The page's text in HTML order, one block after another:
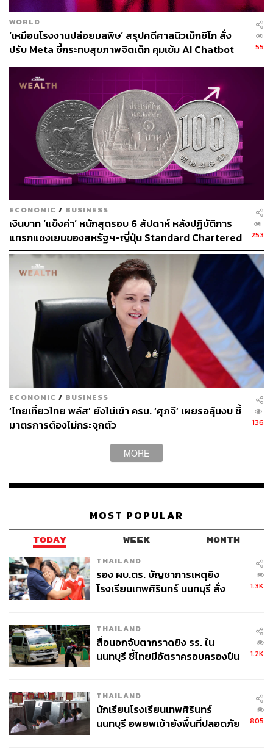
ลอยด์ เมื่อปีที่แล้ว
อีกประเด็นน่าสนใจที่สื่อพูดถึงคือ แม้ทรัมป์เป็นผู้
ปราศรัยปลุกปั่นให้ผู้สนับสนุนของเขาเดินขบวนไป
อาคาร Capitol แต่ทำเนียบขาวแถลงการณ์ว่า เป็น
ประธานาธิบดีทรัมป์เองที่สั่งให้กองกำลังพิทักษ์มาตุภูมิ
หรือ National Guard รวมถึงหน่วยรักษาความปลอดภัย
อื่นๆ เข้าไปควบคุมสถานการณ์ในกรุงวอชิงตัน ดี.ซี. ซึ่ง
ไม่บ่อยนักที่กองกำลังพิทักษ์มาตุภูมิได้รับมอบหมาย
หน้าที่ให้อารักษาอาคารของรัฐบาลกลาง
ระหว่างการเคลียร์พื้นที่ภายในและภายนอกอาคาร
Capitol เจ้าหน้าที่ได้ตรวจพบวัตถุที่อาจเป็นระเบิดไปป์
บอมบ์ในหลายจุด บางจุดเป็นระเบิดปลอม แต่มีอย่าง
น้อย 2 จุดที่เป็นของจริง ซึ่งเจ้าหน้าที่ได้ดำเนินการปลด
ยานยนต์คันหนึ่งใกล้กับจุดวางระเบิด และจับกุมผู้ต้อง
สงสัยพร้อมอาวุธปืนไรเฟิล และระเบิดเพลิงมากถึง 10
ลูก
เมื่อสถานการณ์เริ่มสงบลง นายกเทศมนตรีกรุง
วอชิงตัน ดี.ซี. ได้ประกาศเคอร์ฟิวตั้งแต่เวลา 18.00 น.
ของวันที่ 6 มกราคม ตามเวลาท้องถิ่น ไปจนถึง 06.00
น. ช่วงเช้าของวันต่อมา
ทางการสหรัฐฯ เปิดเผยว่า มีการจับกุมผู้ก่อเหตุจลาจล
แล้วอย่างน้อย 52 คน ในจำนวนนี้ 47 คนเป็นผู้ฝ่าฝืน
ประกาศเคอร์ฟิว ส่วนตลอดคืนที่ผ่านมามีตำรวจประจำ
จุดและลาดตระเวนทั่วกรุงวอชิงตัน ดี.ซี.
เกิดอะไรขึ้นต่อหลังเหตุจลาจล
เวลา 20.00 น. ของคืนวันที่ 6 มกราคม เมื่อสถานการณ์
คลี่คลาย สมาชิกสภาคองเกรสได้เดินทางกลับเข้าไปใน
อาคาร Capitol และสานต่อกระบวนการนับคะแนน
คณะผู้เลือกตั้ง โดยรองประธานาธิบดีไมค์ เพนซ์ ที่ไม่
ได้ออกไปจากตัวอาคารเลย เป็นผู้นำเหล่าวุฒิสมาชิก
กันหลายคน ที่เดิมตั้งใจจะต่อต้านผลโหวตของหลายรัฐ
ที่ไบเดนคว้าชัยชนะมาได้ โดย CNN รายงานว่า ช่วงที่
อาคาร Capitol อยู่ในสภาวะล็อกดาวน์ สมาชิก
คองเกรสพรรครีพับลิกันจับกลุ่มปรึกษาหารือกัน
ระหว่างการประชุมที่เริ่มขึ้นใหม่ วุฒิสมาชิกพรรครีพับ
ลิกัน 3 คนได้ลุกขึ้นอภิปรายคัดค้านผลการเลือกตั้ง
ตกการคัดค้านของทั้งสามไป ซึ่งเรียกเสียงปรบมือดัง
ก้องภายในที่ประชุม
แต่ ส.ส. และ ส.ว. ของรีพับลิกันบางส่วนยังคงเดินหน้า
ยื่นญัตติขอคัดค้านผลการลงคะแนนของคณะผู้เลือกตั้ง
แทนราษฎรและวุฒิสภาต้องเปิดการอภิปรายนอกรอบ
เพื่อลงมติต่อญัตติดังกล่าว
แต่แล้วทั้งสองสภาต่างโหวตคัดค้านญัตติของรีพับลิกัน
WORLD
‘เหมือนโรงงานปล่อยมลพิษ’ สรุปคดีศาลนิวเม็กซิโก สั่ง
ปรับ Meta ชี้กระทบสุขภาพจิตเด็ก คุมเข้ม AI Chatbot
55
ECONOMIC / BUSINESS
เงินบาท ‘แข็งค่า’ หนักสุดรอบ 6 สัปดาห์ หลังปฏิบัติการ
แทรกแซงเยนของสหรัฐฯ-ญี่ปุ่น Standard Chartered
เปิดเป้าสิ้นปีนี้จ่อแข็งต่อแตะ 32.50 บาทต่อดอลลาร์
253
ECONOMIC / BUSINESS
‘ไทยเที่ยวไทย พลัส’ ยังไม่เข้า ครม. ‘ศุภจี’ เผยรอลุ้นงบ ชี้
มาตรการต้องไม่กระจุกตัว
136
MORE
MOST POPULAR
TODAY WEEK MONTH
THAILAND
รอง ผบ.ตร. บัญชาการเหตุยิง
โรงเรียนเทพศิรินทร์ นนทบุรี สั่ง
1.3K
THAILAND
สื่อนอกจับตากราดยิง รร. ใน
นนทบุรี ชี้ไทยมีอัตราครอบครองปืน
1.2K
THAILAND
นักเรียนโรงเรียนเทพศิรินทร์
นนทบุรี อพยพเข้ายังพื้นที่ปลอดภัย
805